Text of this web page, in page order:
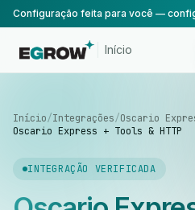
Início
Início/Integrações/Oscario
Oscario Express + Tools & HTTP
INTEGRAÇÃO VERIFICADA